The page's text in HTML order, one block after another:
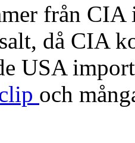
från CIA
då CIA
USA
och